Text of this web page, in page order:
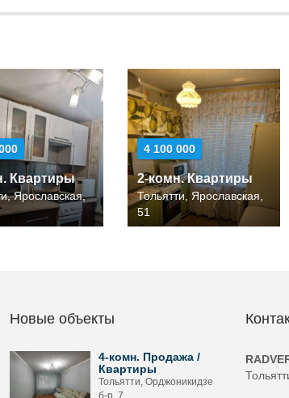
Квартиры
Ярославская,
4 100 000
2-комн. Квартиры
Тольятти, Ярославская,
51
Новые объекты
4-комн. Продажа /
Квартиры
Тольятти, Орджоникидзе
б-р, 7